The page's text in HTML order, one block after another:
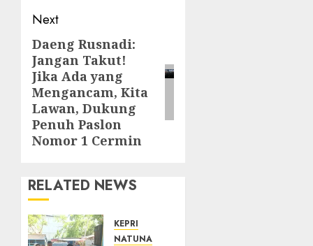
Next
Next
post:
Daeng Rusnadi:
Jangan Takut!
Jika Ada yang
Mengancam, Kita
Lawan, Dukung
Penuh Paslon
Nomor 1 Cermin
RELATED NEWS
KEPRI
NATUNA